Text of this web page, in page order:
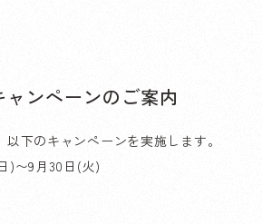
ンペーンのご案内
下のキャンペーンを実施します。
)〜9月30日(火)